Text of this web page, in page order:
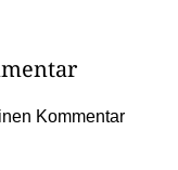
Kommentar